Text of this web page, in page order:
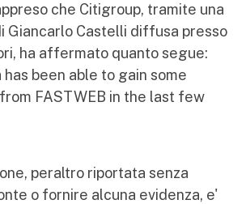
che Citigroup, tramite una
Giancarlo Castelli diffusa presso
ha affermato quanto segue:
been able to gain some
FASTWEB in the last few
peraltro riportata senza
o fornire alcuna evidenza, e'